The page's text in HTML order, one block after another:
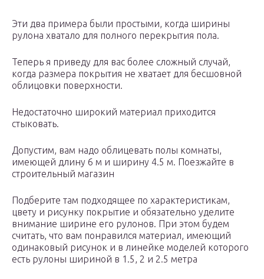
Эти два примера были простыми, когда ширины
рулона хватало для полного перекрытия пола.
Теперь я приведу для вас более сложный случай,
когда размера покрытия не хватает для бесшовной
облицовки поверхности.
Недостаточно широкий материал приходится
стыковать.
Допустим, вам надо облицевать полы комнаты,
имеющей длину 6 м и ширину 4.5 м. Поезжайте в
строительный магазин
Подберите там подходящее по характеристикам,
цвету и рисунку покрытие и обязательно уделите
внимание ширине его рулонов. При этом будем
считать, что вам понравился материал, имеющий
одинаковый рисунок и в линейке моделей которого
есть рулоны шириной в 1.5, 2 и 2.5 метра